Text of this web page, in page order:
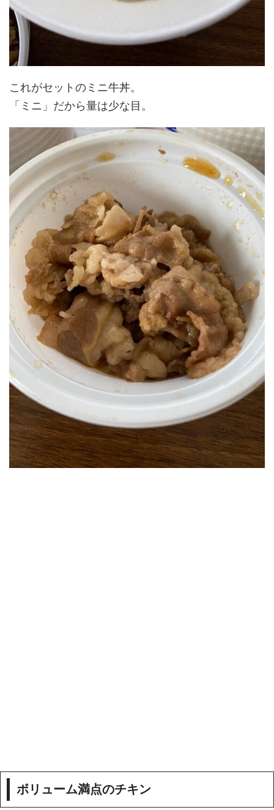
これがセットのミニ牛丼。
「ミニ」だから量は少な目。
ボリューム満点のチキン